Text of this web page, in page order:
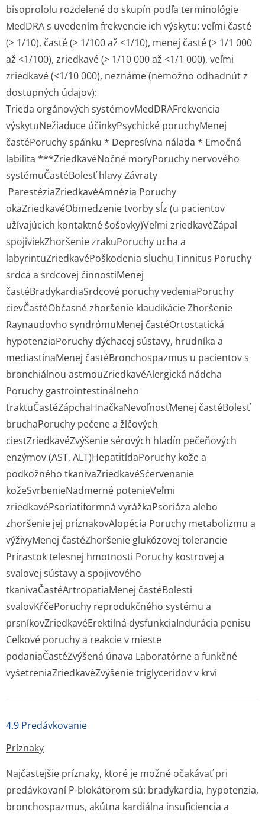
bisoprololu rozdelené do skupín podľa terminológie
MedDRA s uvedením frekvencie ich výskytu: veľmi časté
(> 1/10), časté (> 1/100 až <1/10), menej časté (> 1/1 000
až <1/100), zriedkavé (> 1/10 000 až <1/1 000), veľmi
zriedkavé (<1/10 000), neznáme (nemožno odhadnúť z
dostupných údajov):
Trieda orgánových systémovMedDRAFrekvencia
výskytuNežiaduce účinkyPsychické poruchyMenej
častéPoruchy spánku * Depresívna nálada * Emočná
labilita ***ZriedkavéNočné moryPoruchy nervového
systémuČastéBolesť hlavy Závraty
ParestéziaZriedkavéAmnézia Poruchy
okaZriedkavéObmedzenie tvorby sĺz (u pacientov
užívajúcich kontaktné šošovky)Veľmi zriedkavéZápal
spojiviekZhoršenie zrakuPoruchy ucha a
labyrintuZriedkavéPoškodenia sluchu Tinnitus Poruchy
srdca a srdcovej činnostiMenej
častéBradykardiaSrdcové poruchy vedeniaPoruchy
cievČastéObčasné zhoršenie klaudikácie Zhoršenie
Raynaudovho syndrómuMenej častéOrtostatická
hypotenziaPoruchy dýchacej sústavy, hrudníka a
mediastínaMenej častéBronchospazmus u pacientov s
bronchiálnou astmouZriedkavéAlergická nádcha
Poruchy gastrointestinálneho
traktuČastéZápchaHnačkaNevoľnosťMenej častéBolesť
bruchaPoruchy pečene a žlčových
ciestZriedkavéZvýšenie sérových hladín pečeňových
enzýmov (AST, ALT)HepatitídaPoruchy kože a
podkožného tkanivaZriedkavéSčervenanie
kožeSvrbenieNadmerné potenieVeľmi
zriedkavéPsoriatiformná vyrážkaPsoriáza alebo
zhoršenie jej príznakovAlopécia Poruchy metabolizmu a
výživyMenej častéZhoršenie glukózovej tolerancie
Prírastok telesnej hmotnosti Poruchy kostrovej a
svalovej sústavy a spojivového
tkanivaČastéArtropatiaMenej častéBolesti
svalovKŕčePoruchy reprodukčného systému a
prsníkovZriedkavéErektilná dysfunkciaIndurácia penisu
Celkové poruchy a reakcie v mieste
podaniaČastéZvýšená únava Laboratórne a funkčné
vyšetreniaZriedkavéZvýšenie triglyceridov v krvi
4.9 Predávkovanie
Príznaky
Najčastejšie príznaky, ktoré je možné očakávať pri
predávkovaní P-blokátorom sú: bradykardia, hypotenzia,
bronchospazmus, akútna kardiálna insuficiencia a